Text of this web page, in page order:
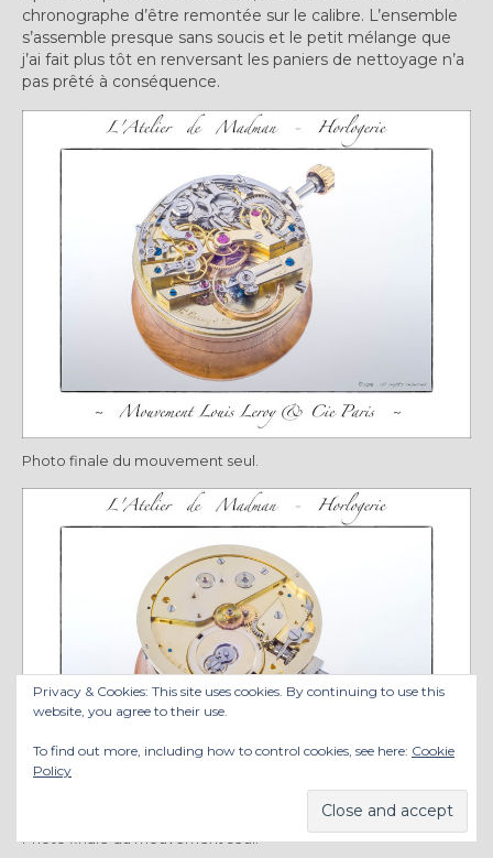
chronographe d’être remontée sur le calibre. L’ensemble
s’assemble presque sans soucis et le petit mélange que
j’ai fait plus tôt en renversant les paniers de nettoyage n’a
pas prêté à conséquence.
Photo finale du mouvement seul.
Photo finale du mouvement seul.
Privacy & Cookies: This site uses cookies. By continuing to use this
website, you agree to their use.
To find out more, including how to control cookies, see here: Cookie
Policy